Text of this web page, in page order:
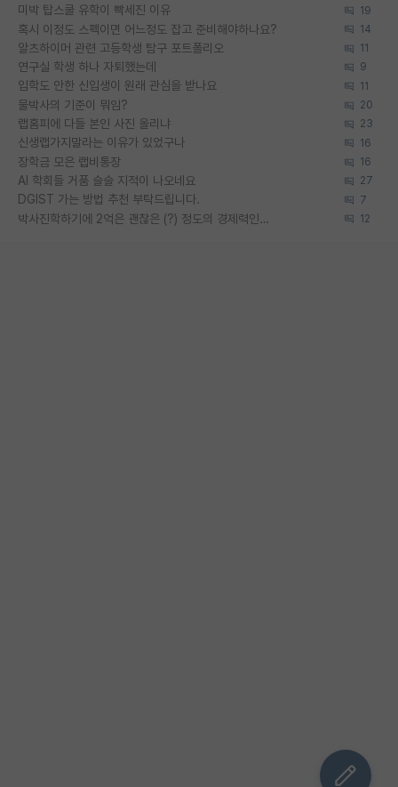
미박 탑스쿨 유학이 빡세진 이유 19
혹시 이정도 스펙이면 어느정도 잡고 준비해야하나요? 14
알츠하이머 관련 고등학생 탐구 포트폴리오 11
연구실 학생 하나 자퇴했는데 9
입학도 안한 신입생이 원래 관심을 받나요 11
물박사의 기준이 뭐임? 20
랩홈피에 다들 본인 사진 올리냐 23
신생랩가지말라는 이유가 있었구나 16
장학금 모은 랩비통장 16
AI 학회들 거품 슬슬 지적이 나오네요 27
DGIST 가는 방법 추천 부탁드립니다. 7
박사진학하기에 2억은 괜찮은 (?) 정도의 경제력인가요 12